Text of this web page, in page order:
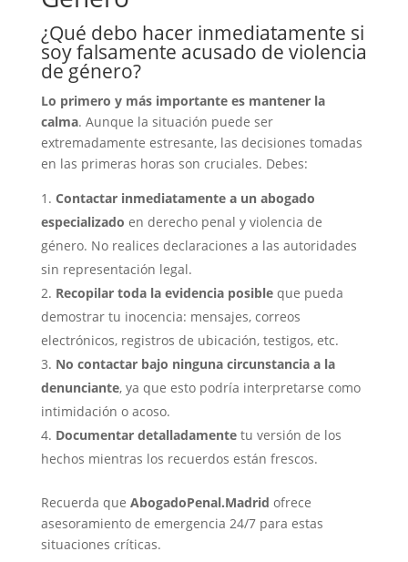
¿Qué debo hacer inmediatamente si
soy falsamente acusado de violencia
de género?
Lo primero y más importante es mantener la
calma. Aunque la situación puede ser
extremadamente estresante, las decisiones tomadas
en las primeras horas son cruciales. Debes:
Contactar inmediatamente a un abogado
especializado en derecho penal y violencia de
género. No realices declaraciones a las autoridades
sin representación legal.
Recopilar toda la evidencia posibleque pueda
demostrar tu inocencia: mensajes, correos
electrónicos, registros de ubicación, testigos, etc.
No contactar bajo ninguna circunstancia a la
denunciante, ya que esto podría interpretarse como
intimidación o acoso.
Documentar detalladamentetu versión de los
hechos mientras los recuerdos están frescos.
Recuerda que AbogadoPenal.Madrid ofrece
asesoramiento de emergencia 24/7 para estas
situaciones críticas.